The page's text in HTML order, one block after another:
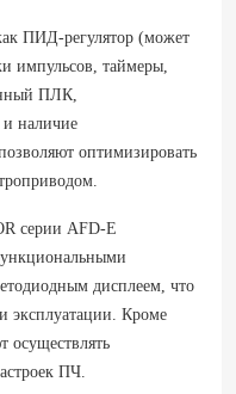
ПИД-регулятор (может
импульсов, таймеры,
ПЛК,
и наличие
оптимизировать
серии AFD-E
дисплеем, что
эксплуатации. Кроме
осуществлять
ПЧ.